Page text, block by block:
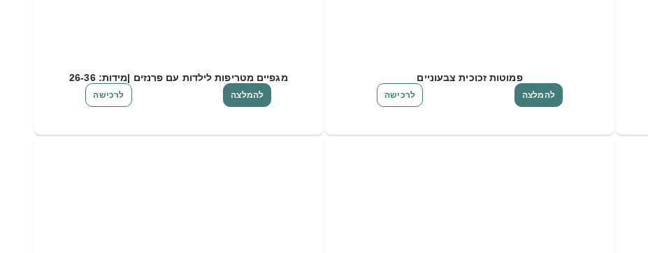
פמוטות זכוכית צבעוניים
להמלצה לרכישה
מגפיים מטריפות לילדות עם פרנזים |מידות: 26-36
להמלצה לרכישה